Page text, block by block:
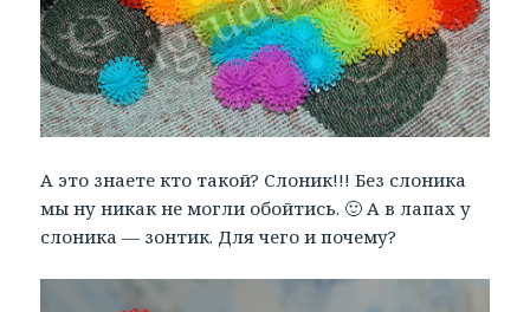
А это знаете кто такой? Слоник!!! Без слоника
мы ну никак не могли обойтись. 🙂 А в лапах у
слоника — зонтик. Для чего и почему?